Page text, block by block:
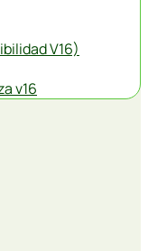
V16)
v16